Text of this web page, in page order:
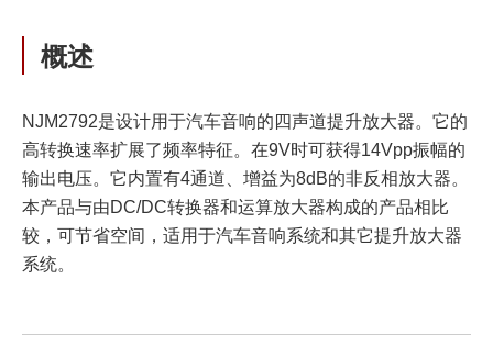
概述
NJM2792是设计用于汽车音响的四声道提升放大器。它的
高转换速率扩展了频率特征。在9V时可获得14Vpp振幅的
输出电压。它内置有4通道、增益为8dB的非反相放大器。
本产品与由DC/DC转换器和运算放大器构成的产品相比
较，可节省空间，适用于汽车音响系统和其它提升放大器
系统。